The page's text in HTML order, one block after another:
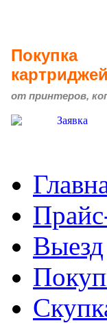
Покупка
картриджей
от принтеров,
Выезд